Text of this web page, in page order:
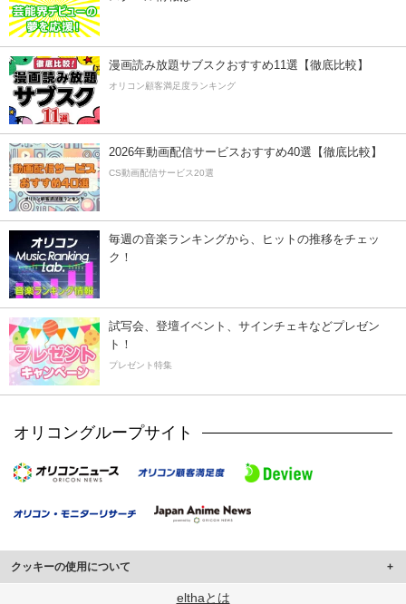
漫画読み放題サブスクおすすめ11選【徹底比較】
オリコン顧客満足度ランキング
2026年動画配信サービスおすすめ40選【徹底比較】
CS動画配信サービス20選
毎週の音楽ランキングから、ヒットの推移をチェッ
ク！
試写会、登壇イベント、サインチェキなどプレゼン
ト！
プレゼント特集
オリコングループサイト
クッキーの使用について
このサイトでは Cookie を使用して、ユーザーに合わせたコンテンツや広告の
elthaとは